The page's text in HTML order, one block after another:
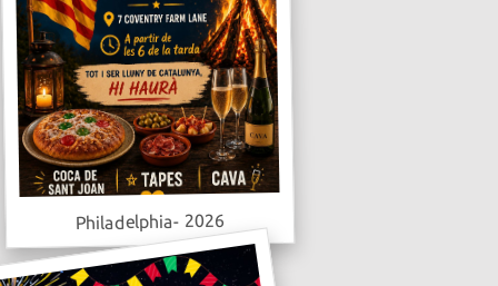
Philadelphia- 2026